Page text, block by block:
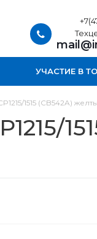
УЧАСТИЕ В
1515 (CB542A)